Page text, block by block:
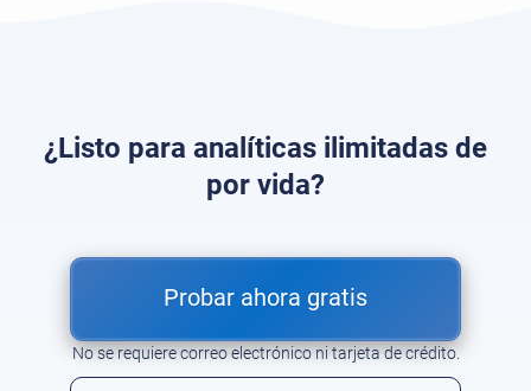
¿Listo para analíticas ilimitadas de
por vida?
Probar ahora gratis
No se requiere correo electrónico ni tarjeta de crédito.